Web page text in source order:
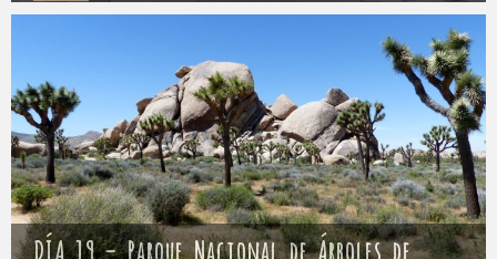
Mathieu 22 abril 2017
DÍA 19 – Parque Nacional de Árboles de